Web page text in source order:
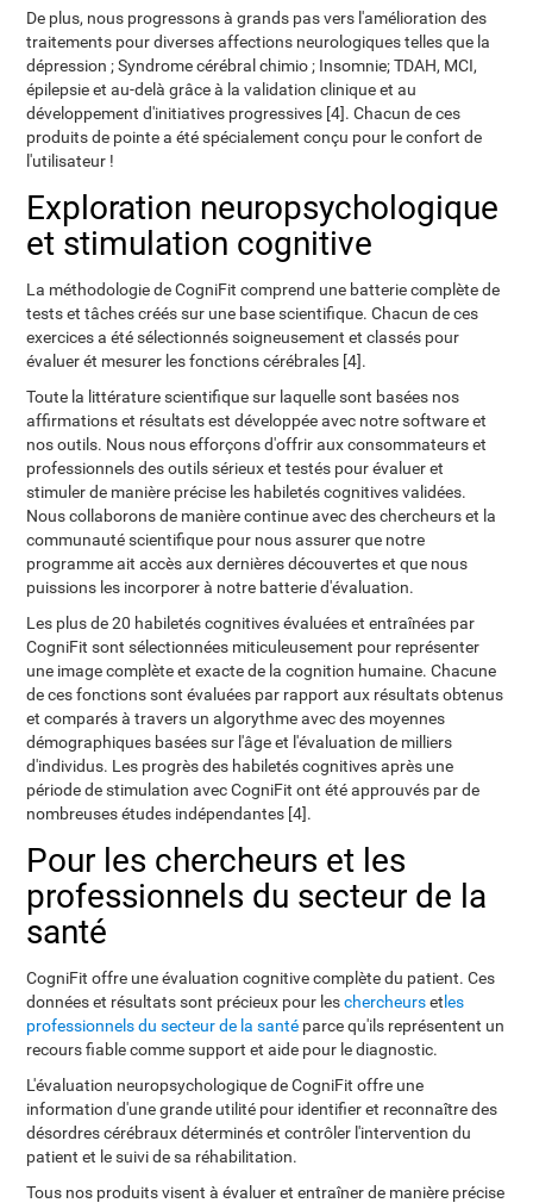
De plus, nous progressons à grands pas vers l'amélioration des
traitements pour diverses affections neurologiques telles que la
dépression ; Syndrome cérébral chimio ; Insomnie; TDAH, MCI,
épilepsie et au-delà grâce à la validation clinique et au
développement d'initiatives progressives [4]. Chacun de ces
produits de pointe a été spécialement conçu pour le confort de
l'utilisateur !
Exploration neuropsychologique
et stimulation cognitive
La méthodologie de CogniFit comprend une batterie complète de
tests et tâches créés sur une base scientifique. Chacun de ces
exercices a été sélectionnés soigneusement et classés pour
évaluer ét mesurer les fonctions cérébrales [4].
Toute la littérature scientifique sur laquelle sont basées nos
affirmations et résultats est développée avec notre software et
nos outils. Nous nous efforçons d'offrir aux consommateurs et
professionnels des outils sérieux et testés pour évaluer et
stimuler de manière précise les habiletés cognitives validées.
Nous collaborons de manière continue avec des chercheurs et la
communauté scientifique pour nous assurer que notre
programme ait accès aux dernières découvertes et que nous
puissions les incorporer à notre batterie d'évaluation.
Les plus de 20 habiletés cognitives évaluées et entraînées par
CogniFit sont sélectionnées miticuleusement pour représenter
une image complète et exacte de la cognition humaine. Chacune
de ces fonctions sont évaluées par rapport aux résultats obtenus
et comparés à travers un algorythme avec des moyennes
démographiques basées sur l'âge et l'évaluation de milliers
d'individus. Les progrès des habiletés cognitives après une
période de stimulation avec CogniFit ont été approuvés par de
nombreuses études indépendantes [4].
Pour les chercheurs et les
professionnels du secteur de la
santé
CogniFit offre une évaluation cognitive complète du patient. Ces
données et résultats sont précieux pour leschercheurset les
professionnels du secteur de la santé parce qu'ils représentent un
recours fiable comme support et aide pour le diagnostic.
L'évaluation neuropsychologique de CogniFit offre une
information d'une grande utilité pour identifier et reconnaître des
désordres cérébraux déterminés et contrôler l'intervention du
patient et le suivi de sa réhabilitation.
Tous nos produits visent à évaluer et entraîner de manière précise